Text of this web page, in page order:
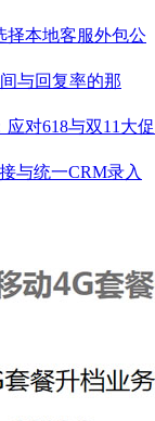
择本地客服外包公
与回复率的那
对618与双11大促
与统一CRM录入